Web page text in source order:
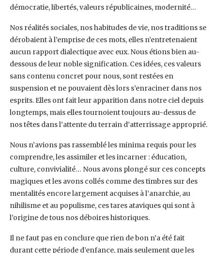
démocratie, libertés, valeurs républicaines, modernité…
Nos réalités sociales, nos habitudes de vie, nos traditions se
dérobaient à l’emprise de ces mots, elles n’entretenaient
aucun rapport dialectique avec eux. Nous étions bien au-
dessous de leur noble signification. Ces idées, ces valeurs
sans contenu concret pour nous, sont restées en
suspension et ne pouvaient dès lors s’enraciner dans nos
esprits. Elles ont fait leur apparition dans notre ciel depuis
longtemps, mais elles tournoient toujours au-dessus de
nos têtes dans l’attente du terrain d’atterrissage approprié.
Nous n’avions pas rassemblé les minima requis pour les
comprendre, les assimiler et les incarner : éducation,
culture, convivialité… Nous avons plongé sur ces concepts
magiques et les avons collés comme des timbres sur des
mentalités encore largement acquises à l’anarchie, au
nihilisme et au populisme, ces tares ataviques qui sont à
l’origine de tous nos déboires historiques.
Il ne faut pas en conclure que rien de bon n’a été fait
durant cette période d’enfance, mais seulement que les